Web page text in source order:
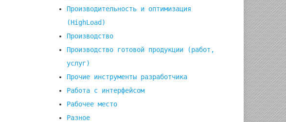
Производительность и оптимизация
(HighLoad)
Производство
Производство готовой продукции (работ,
услуг)
Прочие инструменты разработчика
Работа с интерфейсом
Рабочее место
Разное